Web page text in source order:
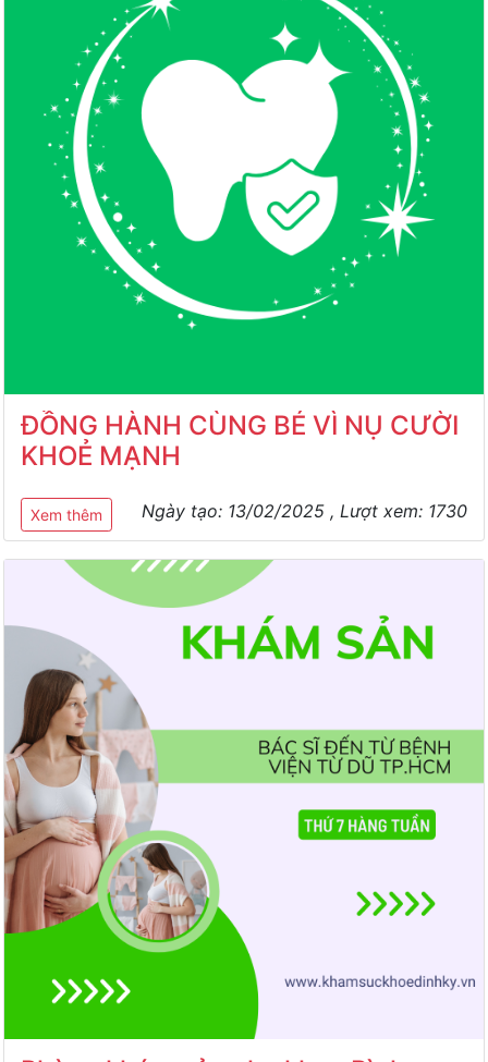
ĐỒNG HÀNH CÙNG BÉ VÌ NỤ CƯỜI
KHOẺ MẠNH
Xem thêm Ngày tạo: 13/02/2025 , Lượt xem: 1730